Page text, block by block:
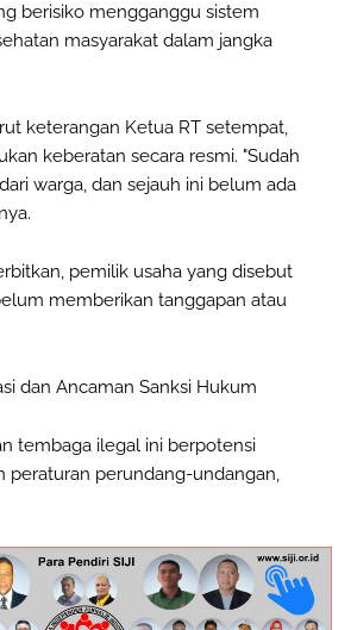
berisiko mengganggu sistem
masyarakat dalam jangka
keterangan Ketua RT setempat,
keberatan secara resmi. "Sudah
warga, dan sejauh ini belum ada
pemilik usaha yang disebut
memberikan tanggapan atau
dan Ancaman Sanksi Hukum
tembaga ilegal ini berpotensi
peraturan perundang-undangan,